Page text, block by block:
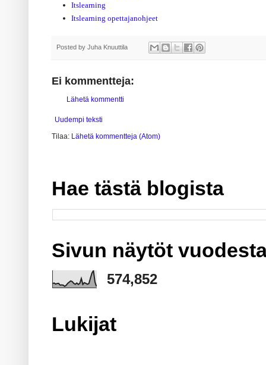
Itslearning
Itslearning opettajanohjeet
Posted byJuha Knuuttila
Ei kommentteja:
Lähetä kommentti
Uudempi teksti
Tilaa: Lähetä kommentteja (Atom)
Hae tästä blogista
Sivun näytöt
574,852
Lukijat